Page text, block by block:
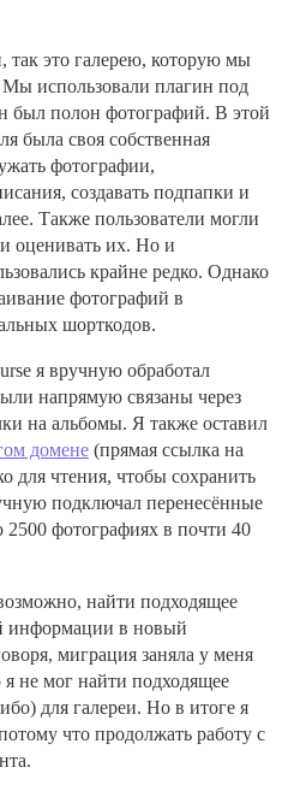
так это галерею, которую мы
использовали плагин под
был полон фотографий. В этой
была своя собственная
фотографии,
создавать подпапки и
Также пользователи могли
оценивать их. Но и
крайне редко. Однако
фотографий в
шорткодов.
я вручную обработал
напрямую связаны через
на альбомы. Я также оставил
домене (прямая ссылка на
для чтения, чтобы сохранить
подключал перенесённые
фотографиях в почти 40
найти подходящее
информации в новый
миграция заняла у меня
не мог найти подходящее
для галереи. Но в итоге я
что продолжать работу с